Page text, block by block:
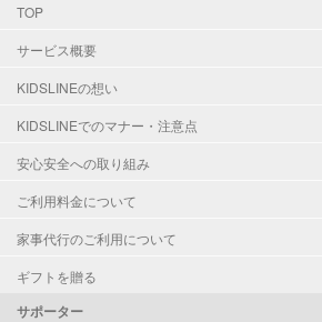
TOP
サービス概要
KIDSLINEの想い
KIDSLINEでのマナー・注意点
安心安全への取り組み
ご利用料金について
家事代行のご利用について
ギフトを贈る
サポーター